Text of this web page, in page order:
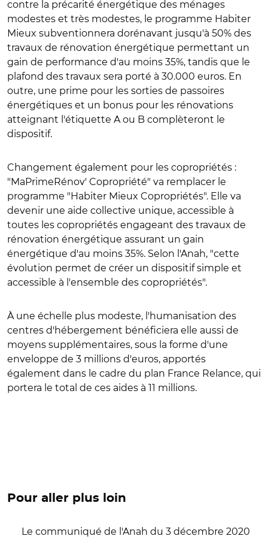
contre la précarité énergétique des ménages
modestes et très modestes, le programme Habiter
Mieux subventionnera dorénavant jusqu'à 50% des
travaux de rénovation énergétique permettant un
gain de performance d'au moins 35%, tandis que le
plafond des travaux sera porté à 30.000 euros. En
outre, une prime pour les sorties de passoires
énergétiques et un bonus pour les rénovations
atteignant l'étiquette A ou B complèteront le
dispositif.
Changement également pour les copropriétés :
"MaPrimeRénov' Copropriété" va remplacer le
programme "Habiter Mieux Copropriétés". Elle va
devenir une aide collective unique, accessible à
toutes les copropriétés engageant des travaux de
rénovation énergétique assurant un gain
énergétique d'au moins 35%. Selon l'Anah, "cette
évolution permet de créer un dispositif simple et
accessible à l'ensemble des copropriétés".
À une échelle plus modeste, l'humanisation des
centres d'hébergement bénéficiera elle aussi de
moyens supplémentaires, sous la forme d'une
enveloppe de 3 millions d'euros, apportés
également dans le cadre du plan France Relance, qui
portera le total de ces aides à 11 millions.
Pour aller plus loin
Le communiqué de l'Anah du 3 décembre 2020